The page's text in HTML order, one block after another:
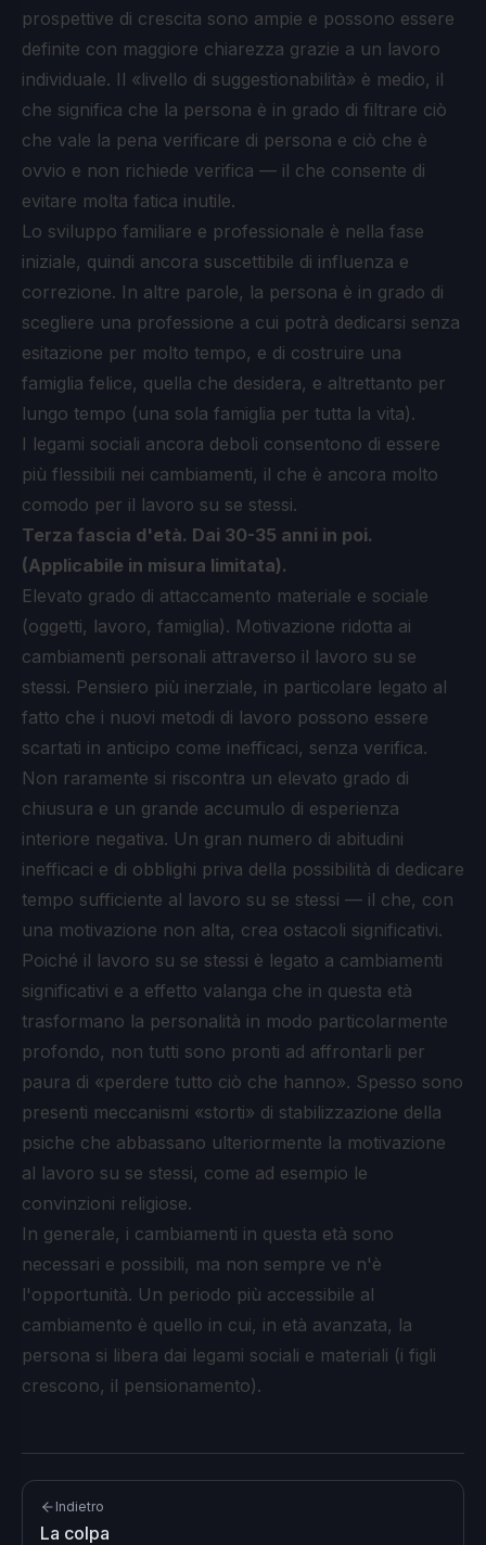
prospettive di crescita sono ampie e possono essere
definite con maggiore chiarezza grazie a un lavoro
individuale. Il «livello di suggestionabilità» è medio, il
che significa che la persona è in grado di filtrare ciò
che vale la pena verificare di persona e ciò che è
ovvio e non richiede verifica — il che consente di
evitare molta fatica inutile.
Lo sviluppo familiare e professionale è nella fase
iniziale, quindi ancora suscettibile di influenza e
correzione. In altre parole, la persona è in grado di
scegliere una professione a cui potrà dedicarsi senza
esitazione per molto tempo, e di costruire una
famiglia felice, quella che desidera, e altrettanto per
lungo tempo (una sola famiglia per tutta la vita).
I legami sociali ancora deboli consentono di essere
più flessibili nei cambiamenti, il che è ancora molto
comodo per il lavoro su se stessi.
Terza fascia d'età. Dai 30-35 anni in poi.
(Applicabile in misura limitata).
Elevato grado di attaccamento materiale e sociale
(oggetti, lavoro, famiglia). Motivazione ridotta ai
cambiamenti personali attraverso il lavoro su se
stessi. Pensiero più inerziale, in particolare legato al
fatto che i nuovi metodi di lavoro possono essere
scartati in anticipo come inefficaci, senza verifica.
Non raramente si riscontra un elevato grado di
chiusura e un grande accumulo di esperienza
interiore negativa. Un gran numero di abitudini
inefficaci e di obblighi priva della possibilità di dedicare
tempo sufficiente al lavoro su se stessi — il che, con
una motivazione non alta, crea ostacoli significativi.
Poiché il lavoro su se stessi è legato a cambiamenti
significativi e a effetto valanga che in questa età
trasformano la personalità in modo particolarmente
profondo, non tutti sono pronti ad affrontarli per
paura di «perdere tutto ciò che hanno». Spesso sono
presenti meccanismi «storti» di stabilizzazione della
psiche che abbassano ulteriormente la motivazione
al lavoro su se stessi, come ad esempio le
convinzioni religiose.
In generale, i cambiamenti in questa età sono
necessari e possibili, ma non sempre ve n'è
l'opportunità. Un periodo più accessibile al
cambiamento è quello in cui, in età avanzata, la
persona si libera dai legami sociali e materiali (i figli
crescono, il pensionamento).
Indietro
La colpa